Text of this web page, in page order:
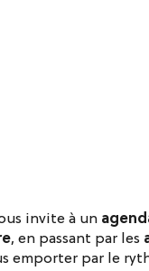
invite à un
, en passant par les
emporter par le